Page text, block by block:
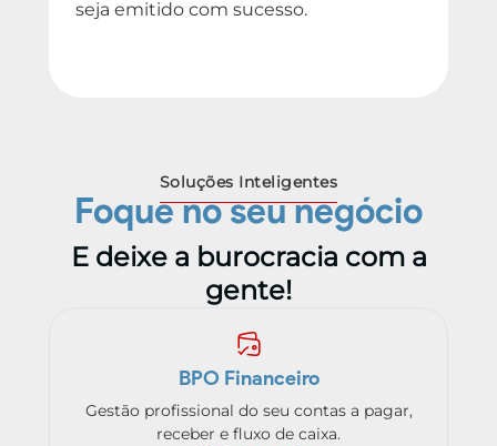
seja emitido com sucesso.
Soluções Inteligentes
Foque no seu negócio
E deixe a burocracia com a
gente!
BPO Financeiro
Gestão profissional do seu contas a pagar,
receber e fluxo de caixa.